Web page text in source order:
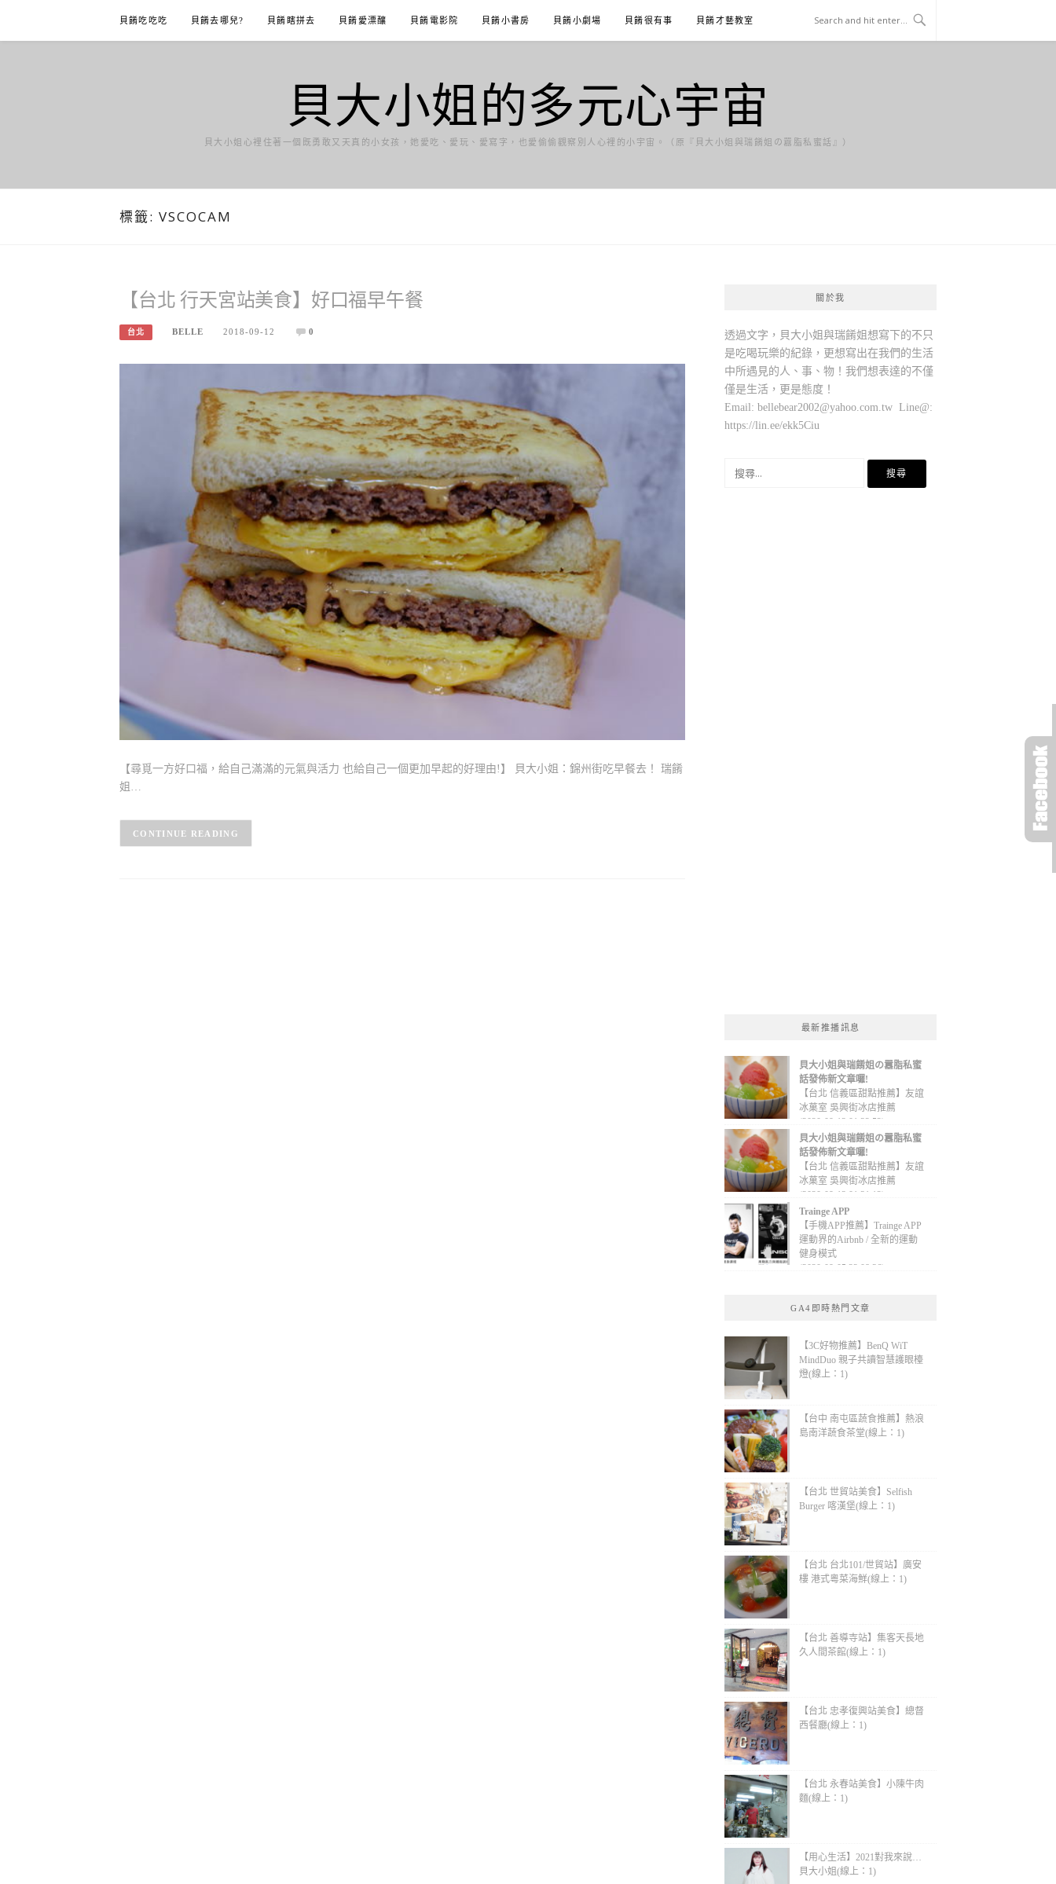
content
貝餚吃吃吃 貝餚去哪兒? 貝餚瞎拼去 貝餚愛漂釀 貝餚電影院 貝餚小書房 貝餚小劇場 貝餚很有事 貝餚才藝教室
貝大小姐的多元心宇宙
貝大小姐心裡住著一個既勇敢又天真的小女孩，她愛吃、愛玩、愛寫字，也愛偷偷觀察別人心裡的小宇宙。（原『貝大小姐與瑞餚姐の囂脂私蜜話』）
標籤: VSCOCAM
【台北 行天宮站美食】好口福早午餐
台北 BELLE 2018-09-12 0
【尋覓一方好口福，給自己滿滿的元氣與活力 也給自己一個更加早起的好理由!】 貝大小姐：錦州街吃早餐去！ 瑞餚
姐…
CONTINUE READING
關於我
透過文字，貝大小姐與瑞餚姐想寫下的不只
是吃喝玩樂的紀錄，更想寫出在我們的生活
中所遇見的人、事、物！我們想表達的不僅
僅是生活，更是態度！
Email: bellebear2002@yahoo.com.tw Line@:
https://lin.ee/ekk5Ciu
最新推播訊息
貝大小姐與瑞餚姐の囂脂私蜜
話發佈新文章囉!
【台北 信義區甜點推薦】友誼
冰菓室 吳興街冰店推薦
(2020-09-13 01:32:52)
貝大小姐與瑞餚姐の囂脂私蜜
話發佈新文章囉!
【台北 信義區甜點推薦】友誼
冰菓室 吳興街冰店推薦
(2020-09-13 01:31:12)
Trainge APP
【手機APP推薦】Trainge APP
運動界的Airbnb / 全新的運動
健身模式
(2020-09-05 22:08:36)
GA4即時熱門文章
【3C好物推薦】BenQ WiT
MindDuo 親子共讀智慧護眼檯
燈(線上：1)
【台中 南屯區蔬食推薦】熱浪
島南洋蔬食茶堂(線上：1)
【台北 世貿站美食】Selfish
Burger 喀漢堡(線上：1)
【台北 台北101/世貿站】廣安
樓 港式粵菜海鮮(線上：1)
【台北 善導寺站】集客天長地
久人間茶館(線上：1)
【台北 忠孝復興站美食】總督
西餐廳(線上：1)
【台北 永春站美食】小陳牛肉
麵(線上：1)
【用心生活】2021對我來說…
貝大小姐(線上：1)